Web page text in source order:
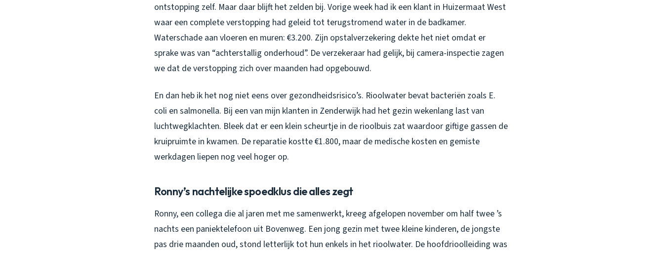
ontstopping zelf. Maar daar blijft het zelden bij. Vorige week had ik een klant in Huizermaat West
waar een complete verstopping had geleid tot terugstromend water in de badkamer.
Waterschade aan vloeren en muren: €3.200. Zijn opstalverzekering dekte het niet omdat er
sprake was van “achterstallig onderhoud”. De verzekeraar had gelijk, bij camera-inspectie zagen
we dat de verstopping zich over maanden had opgebouwd.
En dan heb ik het nog niet eens over gezondheidsrisico’s. Rioolwater bevat bacteriën zoals E.
coli en salmonella. Bij een van mijn klanten in Zenderwijk had het gezin wekenlang last van
luchtwegklachten. Bleek dat er een klein scheurtje in de rioolbuis zat waardoor giftige gassen de
kruipruimte in kwamen. De reparatie kostte €1.800, maar de medische kosten en gemiste
werkdagen liepen nog veel hoger op.
Ronny’s nachtelijke spoedklus die alles zegt
Ronny, een collega die al jaren met me samenwerkt, kreeg afgelopen november om half twee ’s
nachts een paniektelefoon uit Bovenweg. Een jong gezin met twee kleine kinderen, de jongste
pas drie maanden oud, stond letterlijk tot hun enkels in het rioolwater. De hoofdrioolleiding was